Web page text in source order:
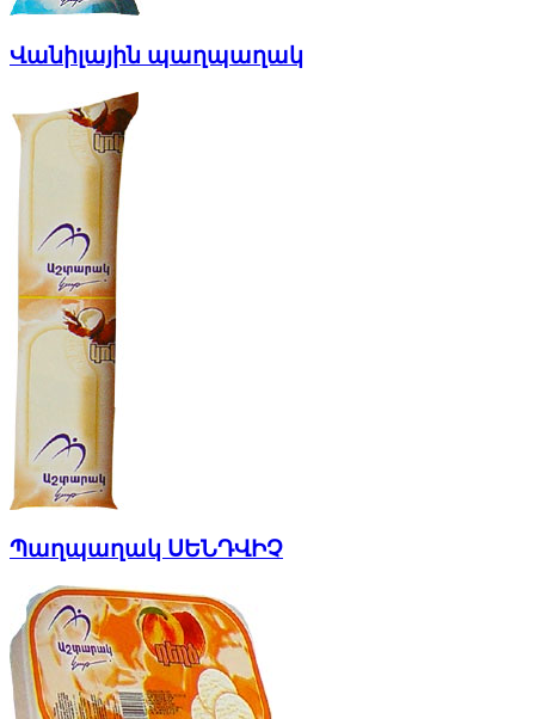
Վանիլային պաղպաղակ
Պաղպաղակ ՍԵՆԴՎԻՉ